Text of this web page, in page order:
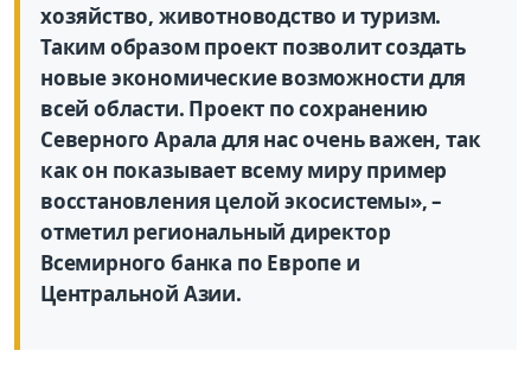
хозяйство, животноводство и туризм.
Таким образом проект позволит создать
новые экономические возможности для
всей области. Проект по сохранению
Северного Арала для нас очень важен, так
как он показывает всему миру пример
восстановления целой экосистемы»,–
отметил региональный директор
Всемирного банка по Европе и
Центральной Азии.